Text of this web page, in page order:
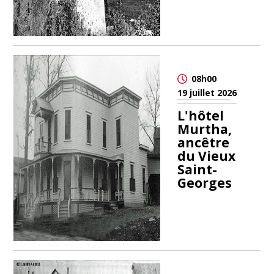
08h00
19 juillet 2026
L'hôtel
Murtha,
ancêtre
du Vieux
Saint-
Georges